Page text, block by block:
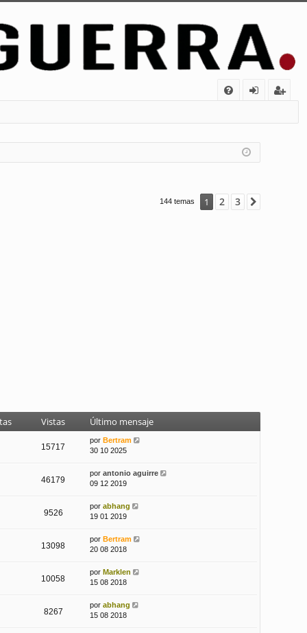
rs
144 temas 1 2 3
Vistas Último mensaje
15717
por Bertram
30 10 2025
46179
por antonio aguirre
09 12 2019
9526
por abhang
19 01 2019
13098
por Bertram
20 08 2018
10058
por Marklen
15 08 2018
8267
por abhang
15 08 2018